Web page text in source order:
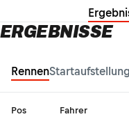
ERGEBNISSE
RennenStartaufstellung
Pos Fahrer